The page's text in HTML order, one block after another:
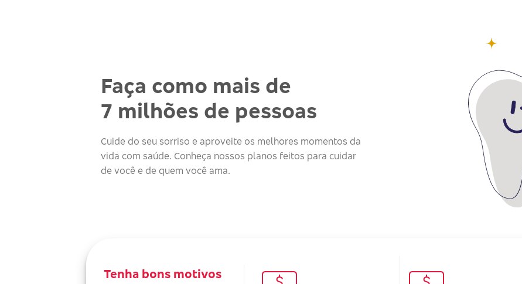
Faça como mais de
7 milhões de pessoas
Cuide do seu sorriso e aproveite os melhores momentos da
vida com saúde. Conheça nossos planos feitos para cuidar
de você e de quem você ama.
Tenha bons motivos